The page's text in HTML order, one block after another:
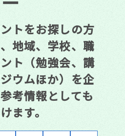
トをお探しの方
地域、学校、職
ト（勉強会、講
ウムほか）を企
考情報としても
ます。